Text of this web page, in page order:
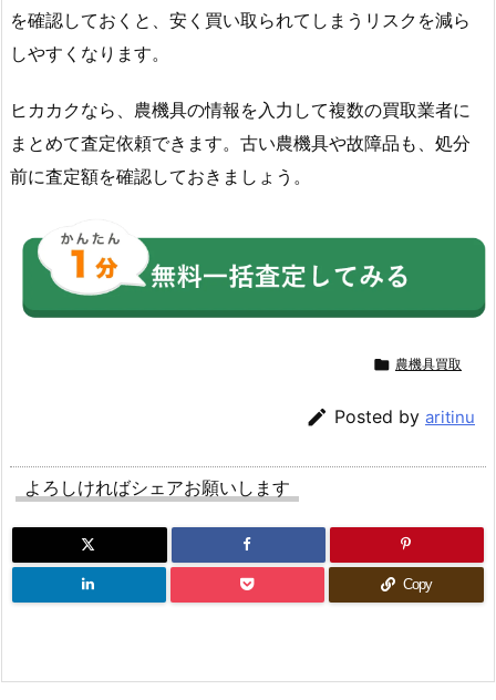
を確認しておくと、安く買い取られてしまうリスクを減ら
しやすくなります。
ヒカカクなら、農機具の情報を入力して複数の買取業者に
まとめて査定依頼できます。古い農機具や故障品も、処分
前に査定額を確認しておきましょう。
 農機具買取
 Posted by aritinu
よろしければシェアお願いします
Copy